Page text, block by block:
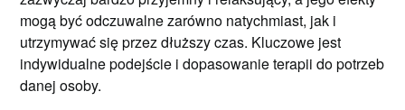
mogą być odczuwalne zarówno natychmiast, jak i
utrzymywać się przez dłuższy czas. Kluczowe jest
indywidualne podejście i dopasowanie terapii do potrzeb
danej osoby.